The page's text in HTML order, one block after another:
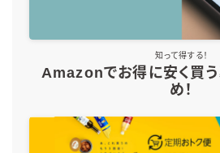
知って得する！
Amazonでお得に安く買
め！